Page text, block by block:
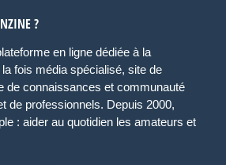
?
en ligne dédiée à la
la fois média spécialisé, site de
de connaissances et communauté
de professionnels. Depuis 2000,
: aider au quotidien les amateurs et